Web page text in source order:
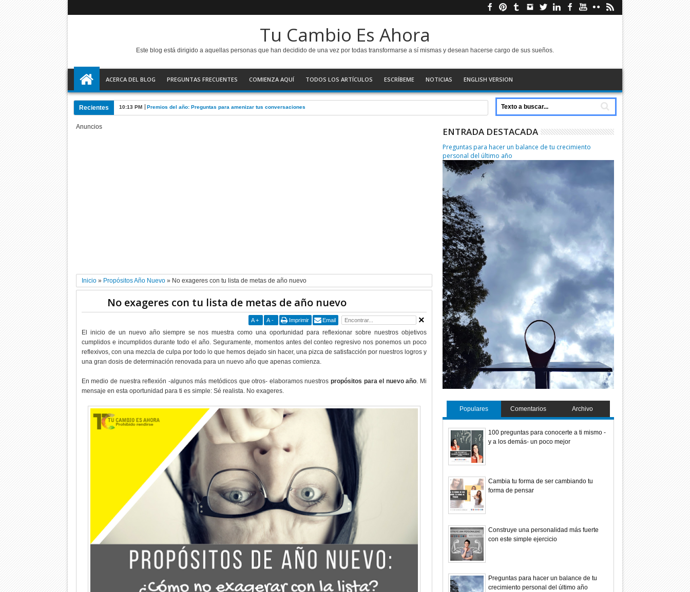
Tu Cambio Es Ahora
Este blog está dirigido a aquellas personas que han decidido de una vez por todas transformarse a sí mismas y desean hacerse cargo de sus sueños.
ACERCA DEL BLOG PREGUNTAS FRECUENTES COMIENZA AQUÍ TODOS LOS ARTÍCULOS ESCRÍBEME NOTICIAS ENGLISH VERSION
Recientes 3:30 PM ¿Cómo fue tu 2022? 100+ preguntas para hacer un balance
Anuncios
Inicio» Propósitos Año Nuevo» No exageres con tu lista de metas de año nuevo
No exageres con tu lista de metas de año nuevo
A + A - Imprimir Email
El inicio de un nuevo año siempre se nos muestra como una oportunidad para reflexionar sobre nuestros objetivos
cumplidos e incumplidos durante todo el año. Seguramente, momentos antes del conteo regresivo nos ponemos un poco
reflexivos, con una mezcla de culpa por todo lo que hemos dejado sin hacer, una pizca de satisfacción por nuestros logros y
una gran dosis de determinación renovada para un nuevo año que apenas comienza.
En medio de nuestra reflexión -algunos más metódicos que otros- elaboramos nuestros propósitos para el nuevo año. Mi
mensaje en esta oportunidad para ti es simple: Sé realista. No exageres.
ENTRADA DESTACADA
Preguntas para hacer un balance de tu crecimiento
personal del último año
Populares Comentarios Archivo
100 preguntas para conocerte a ti mismo -
y a los demás- un poco mejor
Cambia tu forma de ser cambiando tu
forma de pensar
Construye una personalidad más fuerte
con este simple ejercicio
Preguntas para hacer un balance de tu
crecimiento personal del último año